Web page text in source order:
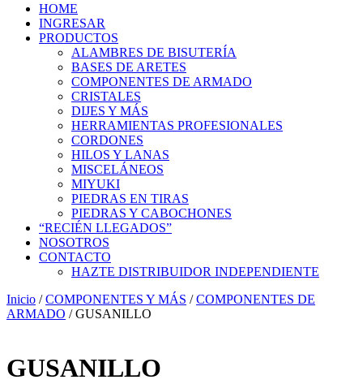
HOME
INGRESAR
PRODUCTOS
ALAMBRES DE BISUTERÍA
BASES DE ARETES
COMPONENTES DE ARMADO
CRISTALES
DIJES Y MÁS
HERRAMIENTAS PROFESIONALES
CORDONES
HILOS Y LANAS
MISCELÁNEOS
MIYUKI
PIEDRAS EN TIRAS
PIEDRAS Y CABOCHONES
“RECIÉN LLEGADOS”
NOSOTROS
CONTACTO
HAZTE DISTRIBUIDOR INDEPENDIENTE
Inicio /COMPONENTES Y MÁS /COMPONENTES DE
ARMADO / GUSANILLO
GUSANILLO